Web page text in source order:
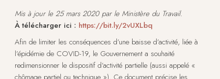
Mis à jour le 25 mars 2020 par le Ministère du Travail.
À télécharger ici : https://bit.ly/2vUXLbq
Afin de limiter les conséquences d’une baisse d’activité, liée à
l’épidémie de COVID-19, le Gouvernement a souhaité
redimensionner le dispositif d’activité partielle (aussi appelé «
chômage partiel ou technique »). Ce document précise les